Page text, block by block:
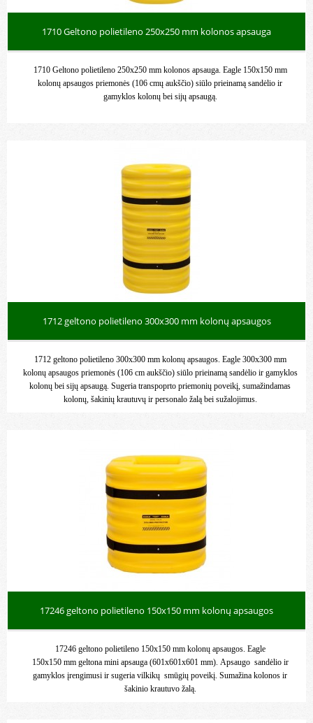
1710 Geltono polietileno 250x250 mm kolonos apsauga
1710 Geltono polietileno 250x250 mm kolonos apsauga. Eagle 150x150 mm
kolonų apsaugos priemonės (106 cmų aukščio) siūlo prieinamą sandėlio ir
gamyklos kolonų bei sijų apsaugą.
1712 geltono polietileno 300x300 mm kolonų apsaugos
1712 geltono polietileno 300x300 mm kolonų apsaugos. Eagle 300x300 mm
kolonų apsaugos priemonės (106 cm aukščio) siūlo prieinamą sandėlio ir gamyklos
kolonų bei sijų apsaugą. Sugeria transpoprto priemonių poveikį, sumažindamas
kolonų, šakinių krautuvų ir personalo žalą bei sužalojimus.
17246 geltono polietileno 150x150 mm kolonų apsaugos
17246 geltono polietileno 150x150 mm kolonų apsaugos. Eagle
150x150 mm geltona mini apsauga (601x601x601 mm). Apsaugo sandėlio ir
gamyklos įrengimusi ir sugeria vilkikų smūgių poveikį. Sumažina kolonos ir
šakinio krautuvo žalą.